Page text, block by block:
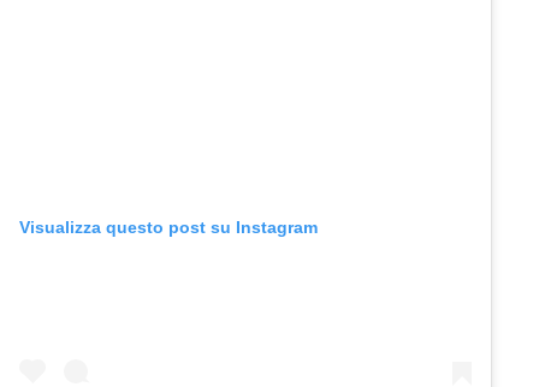
Visualizza questo post su Instagram